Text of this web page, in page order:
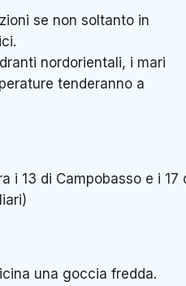
se non soltanto in
nordorientali, i mari
tenderanno a
i 13 di Campobasso e i 17
una goccia fredda.